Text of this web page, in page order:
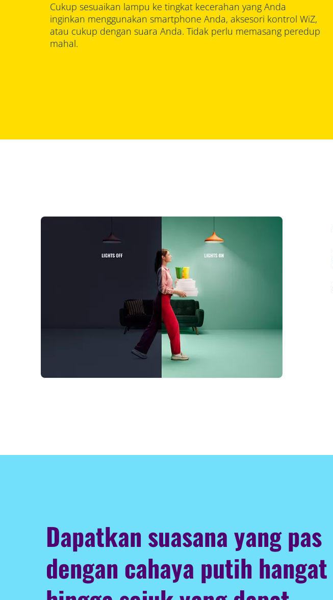
Cukup sesuaikan lampu ke tingkat kecerahan yang Anda
inginkan menggunakan smartphone Anda, aksesori kontrol WiZ,
atau cukup dengan suara Anda. Tidak perlu memasang peredup
mahal.
Dapatkan suasana yang pas
dengan cahaya putih hangat